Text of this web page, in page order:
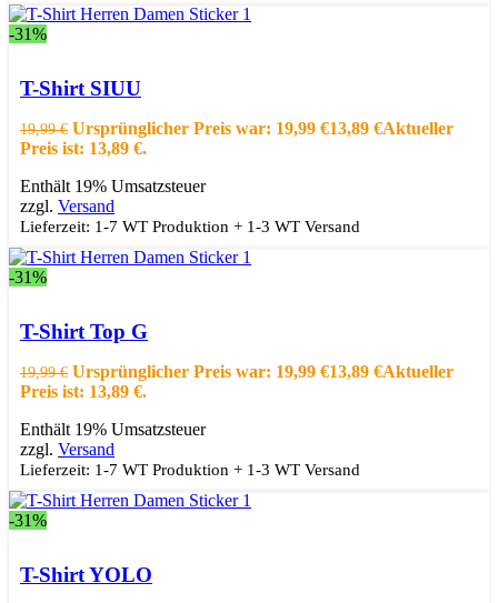
-31%
Schnellansicht
T-Shirt SIUU
19,99€ Ursprünglicher Preis war: 19,99 €13,89 €Aktueller
Preis ist: 13,89 €.
Enthält 19% Umsatzsteuer
zzgl. Versand
Lieferzeit: 1-7 WT Produktion + 1-3 WT Versand
-31%
Schnellansicht
T-Shirt Top G
19,99€ Ursprünglicher Preis war: 19,99 €13,89 €Aktueller
Preis ist: 13,89 €.
Enthält 19% Umsatzsteuer
zzgl. Versand
Lieferzeit: 1-7 WT Produktion + 1-3 WT Versand
-31%
Schnellansicht
T-Shirt YOLO